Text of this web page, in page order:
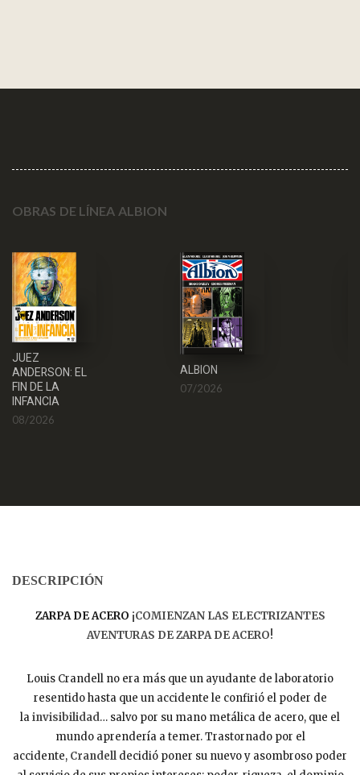
OBRAS DE LÍNEA ALBION
JUEZ
ANDERSON: EL
FIN DE LA
INFANCIA
08/2026
ALBION
07/2026
DESCRIPCIÓN
ZARPA DE ACERO ¡COMIENZAN LAS ELECTRIZANTES
AVENTURAS DE ZARPA DE ACERO!
Louis Crandell no era más que un ayudante de laboratorio
resentido hasta que un accidente le confirió el poder de
lainvisibilidad… salvo por su mano metálica de acero, que el
mundo aprendería a temer. Trastornado por el
accidente, Crandell decidió poner su nuevo y asombroso poder